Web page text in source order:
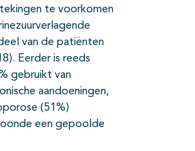
te voorkomen
van de patiënten
Eerder is reeds
gebruikt van
aandoeningen,
(51%)
een gepoolde